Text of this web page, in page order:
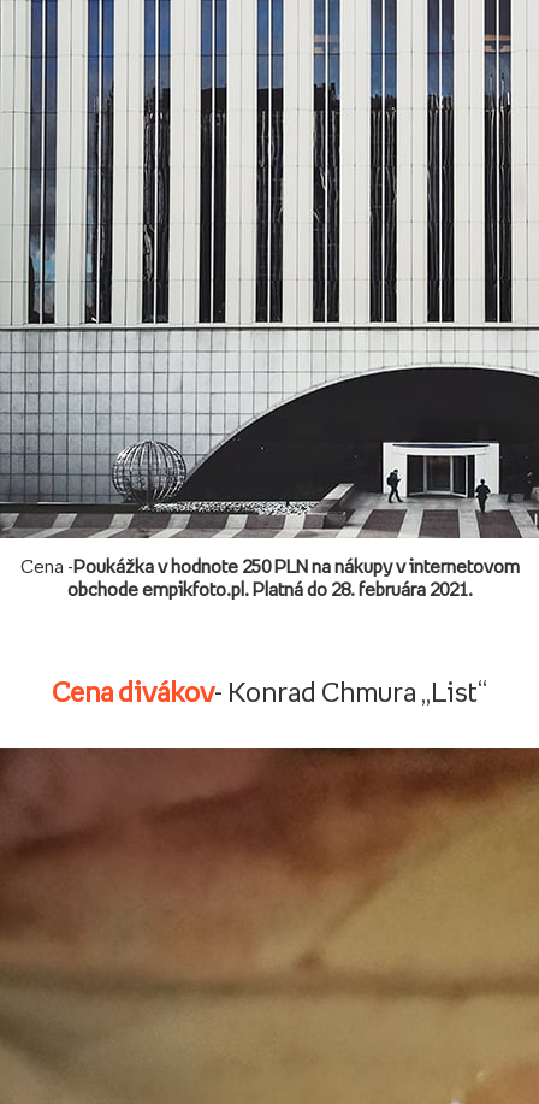
Cena -Poukážka v hodnote 250 PLN na nákupy v internetovom
obchode empikfoto.pl. Platná do 28. februára 2021.
Cena divákov- Konrad Chmura „List“